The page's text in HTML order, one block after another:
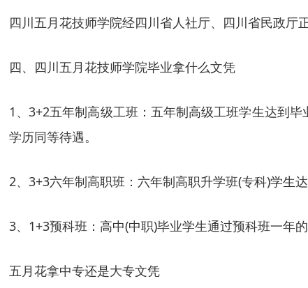
四川五月花技师学院经四川省人社厅、四川省民政厅
四、四川五月花技师学院毕业拿什么文凭
1、3+2五年制高级工班：五年制高级工班学生达到
学历同等待遇。
2、3+3六年制高职班：六年制高职升学班(专科)学生
3、1+3预科班：高中(中职)毕业学生通过预科班一年
五月花拿中专还是大专文凭